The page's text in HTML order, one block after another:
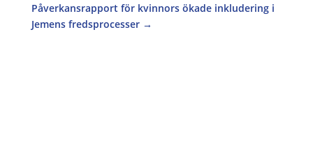
Påverkansrapport för kvinnors ökade inkludering i
Jemens fredsprocesser→